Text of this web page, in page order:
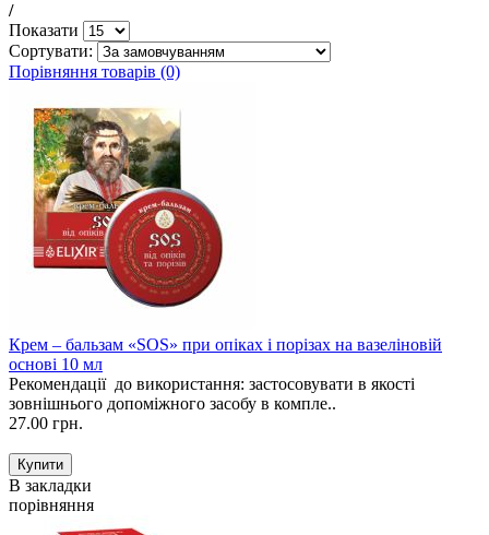
/
Показати
Сортувати:
Порівняння товарів (0)
Крем – бальзам «SOS» при опіках і порізах на вазеліновій
основі 10 мл
Рекомендації до використання: застосовувати в якості
зовнішнього допоміжного засобу в компле..
27.00 грн.
В закладки
порівняння